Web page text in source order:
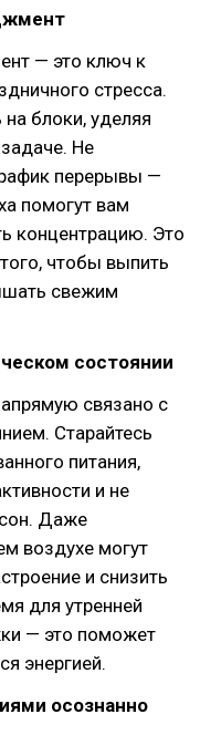
— это ключ к
стресса.
блоки, уделяя
Не
перерывы —
помогут вам
концентрацию. Это
чтобы выпить
свежим
состоянии
связано с
Старайтесь
питания,
и не
Даже
воздухе могут
и снизить
для утренней
— это поможет
энергией.
осознанно